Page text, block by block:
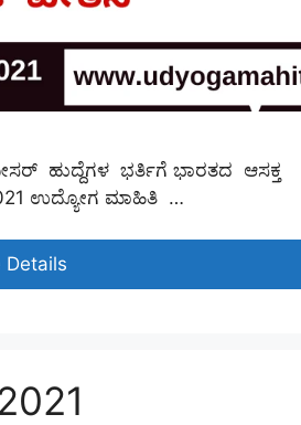
ಹುದ್ದೆಗಳ ಭರ್ತಿಗೆ ಭಾರತದ ಆಸಕ್ತ
ಉದ್ಯೋಗ ಮಾಹಿತಿ …
Details
ಬ್ಯಾಂಕ್